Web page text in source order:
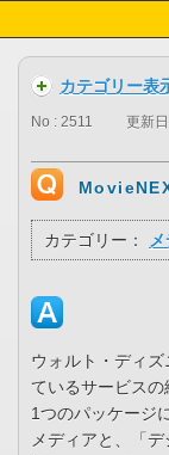
カテゴリー表
No : 2511 更新
カテゴリー：
ウォルト・ディ
ているサービスの
1つのパッケージ
メディアと、「